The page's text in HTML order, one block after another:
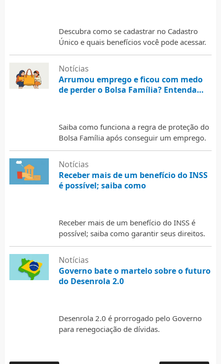
Descubra como se cadastrar no Cadastro
Único e quais benefícios você pode acessar.
Notícias
Arrumou emprego e ficou com medo
de perder o Bolsa Família? Entenda
Saiba como funciona a regra de proteção do
Bolsa Família após conseguir um emprego.
Notícias
Receber mais de um benefício do INSS
é possível; saiba como
Receber mais de um benefício do INSS é
possível; saiba como garantir seus direitos.
Notícias
Governo bate o martelo sobre o futuro
do Desenrola 2.0
Desenrola 2.0 é prorrogado pelo Governo
para renegociação de dívidas.